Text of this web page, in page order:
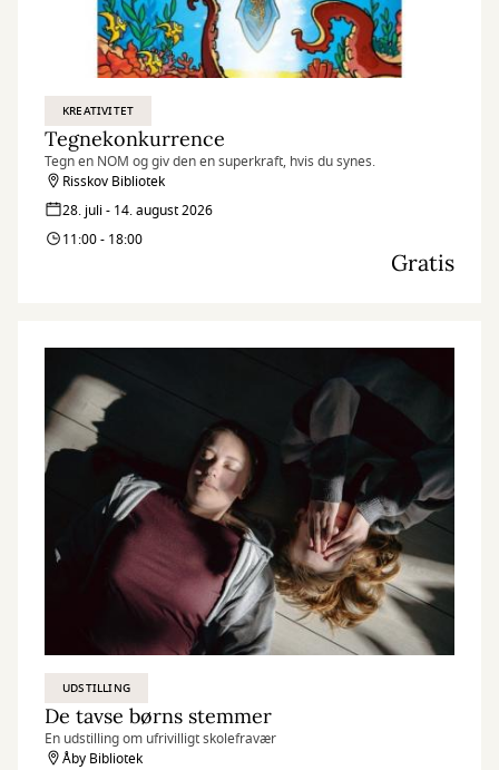
KREATIVITET
Tegnekonkurrence
Tegn en NOM og giv den en superkraft, hvis du synes.
Risskov Bibliotek
28. juli - 14. august 2026
11:00 - 18:00
Gratis
UDSTILLING
De tavse børns stemmer
En udstilling om ufrivilligt skolefravær
Åby Bibliotek